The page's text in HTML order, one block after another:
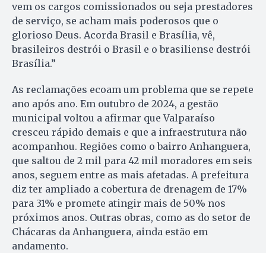
vem os cargos comissionados ou seja prestadores
de serviço, se acham mais poderosos que o
glorioso Deus. Acorda Brasil e Brasília, vê,
brasileiros destrói o Brasil e o brasiliense destrói
Brasília.”
As reclamações ecoam um problema que se repete
ano após ano. Em outubro de 2024, a gestão
municipal voltou a afirmar que Valparaíso
cresceu rápido demais e que a infraestrutura não
acompanhou. Regiões como o bairro Anhanguera,
que saltou de 2 mil para 42 mil moradores em seis
anos, seguem entre as mais afetadas. A prefeitura
diz ter ampliado a cobertura de drenagem de 17%
para 31% e promete atingir mais de 50% nos
próximos anos. Outras obras, como as do setor de
Chácaras da Anhanguera, ainda estão em
andamento.